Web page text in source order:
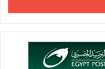
في مواقع العمل، وكذلك
والمخرجات
إلى جانب الميزانية المقترحة